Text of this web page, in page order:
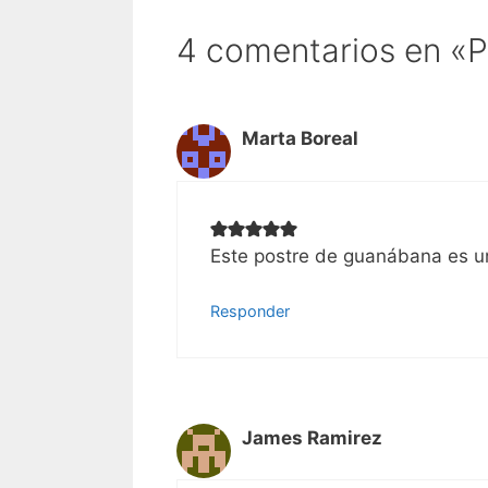
4 comentarios en
Marta Boreal
Este postre de guanábana es
Responder
James Ramirez